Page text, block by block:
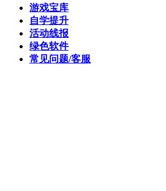
游戏宝库
自学提升
活动线报
绿色软件
常见问题/客服